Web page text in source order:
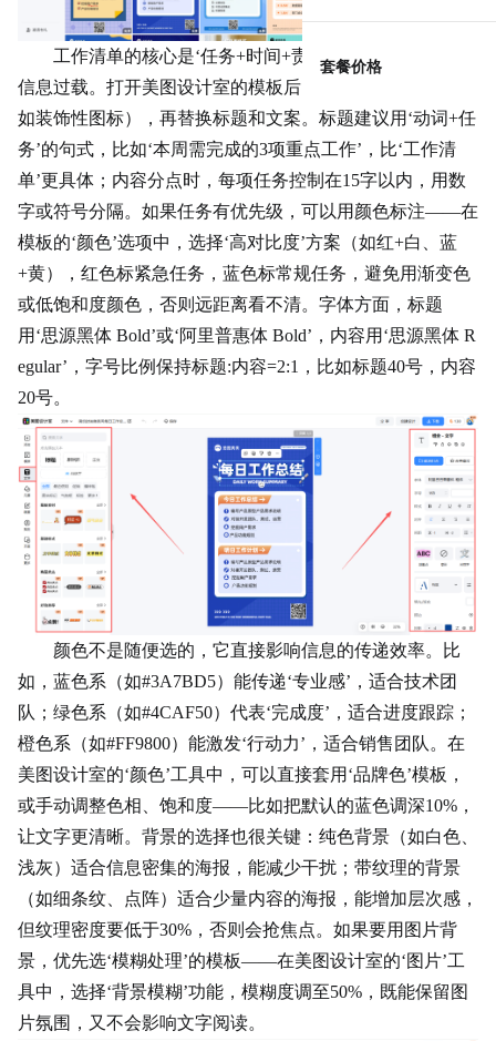
套餐价格
工作清单的核心是‘任务+时间+责任人’，排版时要避免
信息过载。打开美图设计室的模板后，先删除无关元素（比
如装饰性图标），再替换标题和文案。标题建议用‘动词+任
务’的句式，比如‘本周需完成的3项重点工作’，比‘工作清
单’更具体；内容分点时，每项任务控制在15字以内，用数
字或符号分隔。如果任务有优先级，可以用颜色标注——在
模板的‘颜色’选项中，选择‘高对比度’方案（如红+白、蓝
+黄），红色标紧急任务，蓝色标常规任务，避免用渐变色
或低饱和度颜色，否则远距离看不清。字体方面，标题
用‘思源黑体 Bold’或‘阿里普惠体 Bold’，内容用‘思源黑体 R
egular’，字号比例保持标题:内容=2:1，比如标题40号，内容
20号。
颜色不是随便选的，它直接影响信息的传递效率。比
如，蓝色系（如#3A7BD5）能传递‘专业感’，适合技术团
队；绿色系（如#4CAF50）代表‘完成度’，适合进度跟踪；
橙色系（如#FF9800）能激发‘行动力’，适合销售团队。在
美图设计室的‘颜色’工具中，可以直接套用‘品牌色’模板，
或手动调整色相、饱和度——比如把默认的蓝色调深10%，
让文字更清晰。背景的选择也很关键：纯色背景（如白色、
浅灰）适合信息密集的海报，能减少干扰；带纹理的背景
（如细条纹、点阵）适合少量内容的海报，能增加层次感，
但纹理密度要低于30%，否则会抢焦点。如果要用图片背
景，优先选‘模糊处理’的模板——在美图设计室的‘图片’工
具中，选择‘背景模糊’功能，模糊度调至50%，既能保留图
片氛围，又不会影响文字阅读。